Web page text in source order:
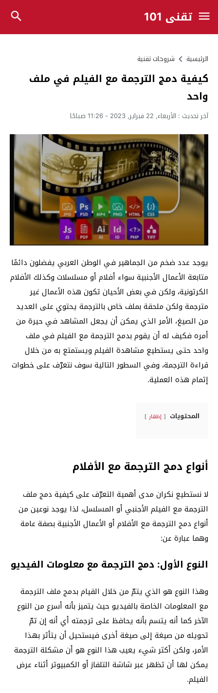
تقني 101
الرئيسية شروحات تقنية
كيفية دمج الترجمة مع الفيلم في ملف
واحد
آخر تحديث : الأربعاء, 22 فبراير, 2023 - 11:26 صباحًا
يوجد عدد ضخم من الجماهير في الوطن العربي يفضلون دائمًا
متابعة الأعمال الأجنبية سواء أفلام أو مسلسلات وكذلك الأفلام
الكرتونية، ولكن في بعض الأحيان تكون هذه الأعمال غير
مترجمة ولكن ملحقة بملف خاص بالترجمة يحتوي على العديد
من الصيغ، الأمر الذي يمكن أن يجعل المشاهد في حيرة من
أمره فكيف له أن يقوم بدمج الترجمة مع الفيلم في ملف
واحد حتى يستطيع مشاهدة الفيلم ويستمتع به من خلال
قراءة الترجمة، وفي السطور التالية سوف نتعرّف على خطوات
إتمام هذه العملية.
المحتويات إظهار
أنواع دمج الترجمة مع الأفلام
لا نستطيع نكران مدى أهمية التعرّف على كيفية دمج ملف
الترجمة مع الفيلم الأجنبي أو المسلسل، لذا يوجد نوعين من
أنواع دمج الترجمة مع الأفلام أو الأعمال الأجنبية بصفة عامة
وهما عبارة عن:
النوع الأول: دمج الترجمة مع معلومات الفيديو
وهذا النوع هو الذي يتمّ من خلال القيام بدمج ملف الترجمة
مع المعلومات الخاصة بالفيديو حيث يتميز بأنه أسرع من النوع
الآخر كما أنه يتسم بأنه يحافظ على ترجمته أي أنه إن تمّ
تحويله من صيغة إلى صيغة أخرى فيستحيل أن يتأثر بهذا
الأمر، ولكن أكثر شيء يعيب هذا النوع هو أن مشكلة الترجمة
يمكن لها أن تظهر عبر شاشة التلفاز أو الكمبيوتر أثناء عرض
الفيلم.